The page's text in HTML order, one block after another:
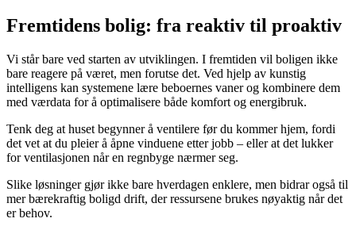
Fremtidens bolig: fra reaktiv til proaktiv
Vi står bare ved starten av utviklingen. I fremtiden vil boligen ikke
bare reagere på været, men forutse det. Ved hjelp av kunstig
intelligens kan systemene lære beboernes vaner og kombinere dem
med værdata for å optimalisere både komfort og energibruk.
Tenk deg at huset begynner å ventilere før du kommer hjem, fordi
det vet at du pleier å åpne vinduene etter jobb – eller at det lukker
for ventilasjonen når en regnbyge nærmer seg.
Slike løsninger gjør ikke bare hverdagen enklere, men bidrar også til
mer bærekraftig boligd drift, der ressursene brukes nøyaktig når det
er behov.